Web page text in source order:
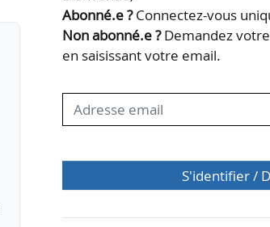
Abonné.e ?Connectez-vous
Non abonné.e ?Demandez
en saisissant votre email.
S'identifier /